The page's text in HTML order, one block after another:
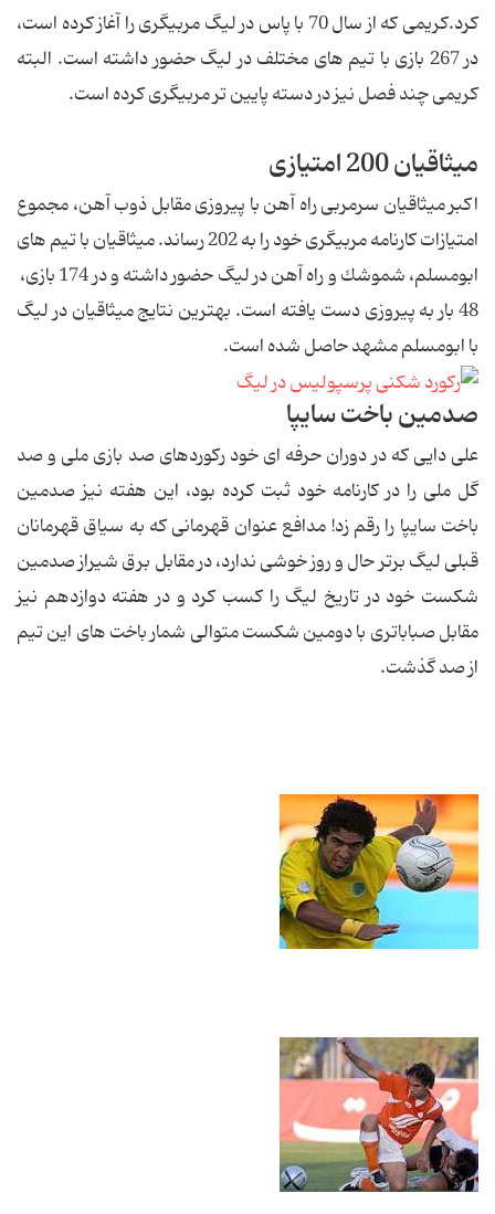
كرد.كریمى كه از سال 70 با پاس در لیگ مربیگرى را آغاز كرده است،
در 267 بازى با تیم هاى مختلف در لیگ حضور داشته است. البته
كریمى چند فصل نیز در دسته پایین تر مربیگرى كرده است.
میثاقیان 200 امتیازی
اكبر میثاقیان سرمربى راه آهن با پیروزى مقابل ذوب آهن، مجموع
امتیازات كارنامه مربیگرى خود را به 202 رساند. میثاقیان با تیم هاى
ابومسلم، شموشك و راه آهن در لیگ حضور داشته و در 174 بازی،
48 بار به پیروزى دست یافته است. بهترین نتایج میثاقیان در لیگ
با ابومسلم مشهد حاصل شده است.
صدمین باخت سایپا
على دایى كه در دوران حرفه اى خود ركوردهاى صد بازى ملى و صد
گل ملى را در كارنامه خود ثبت كرده بود، این هفته نیز صدمین
باخت سایپا را رقم زد! مدافع عنوان قهرمانى كه به سیاق قهرمانان
قبلى لیگ برتر حال و روز خوشى ندارد، در مقابل برق شیراز صدمین
شكست خود در تاریخ لیگ را كسب كرد و در هفته دوازدهم نیز
مقابل صباباترى با دومین شكست متوالى شمار باخت هاى این تیم
از صد گذشت.